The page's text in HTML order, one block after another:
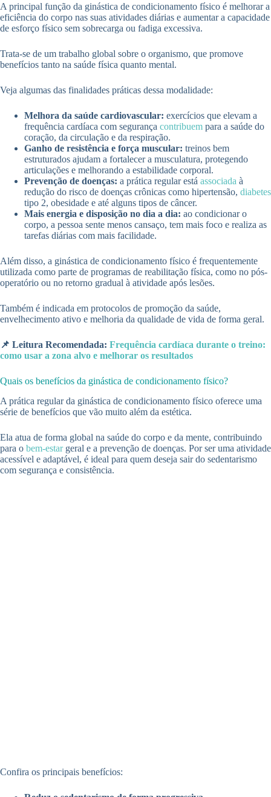
A principal função da ginástica de condicionamento físico é melhorar a
eficiência do corpo nas suas atividades diárias e aumentar a capacidade
de esforço físico sem sobrecarga ou fadiga excessiva.
Trata-se de um trabalho global sobre o organismo, que promove
benefícios tanto na saúde física quanto mental.
Veja algumas das finalidades práticas dessa modalidade:
Melhora da saúde cardiovascular: exercícios que elevam a
frequência cardíaca com segurança contribuem para a saúde do
coração, da circulação e da respiração.
Ganho de resistência e força muscular: treinos bem
estruturados ajudam a fortalecer a musculatura, protegendo
articulações e melhorando a estabilidade corporal.
Prevenção de doenças: a prática regular está associada à
redução do risco de doenças crônicas como hipertensão, diabetes
tipo 2, obesidade e até alguns tipos de câncer.
Mais energia e disposição no dia a dia: ao condicionar o
corpo, a pessoa sente menos cansaço, tem mais foco e realiza as
tarefas diárias com mais facilidade.
Além disso, a ginástica de condicionamento físico é frequentemente
utilizada como parte de programas de reabilitação física, como no pós-
operatório ou no retorno gradual à atividade após lesões.
Também é indicada em protocolos de promoção da saúde,
envelhecimento ativo e melhoria da qualidade de vida de forma geral.
📌 Leitura Recomendada: Frequência cardíaca durante o treino:
como usar a zona alvo e melhorar os resultados
Quais os benefícios da ginástica de condicionamento físico?
A prática regular da ginástica de condicionamento físico oferece uma
série de benefícios que vão muito além da estética.
Ela atua de forma global na saúde do corpo e da mente, contribuindo
para o bem-estargeral e a prevenção de doenças. Por ser uma atividade
acessível e adaptável, é ideal para quem deseja sair do sedentarismo
com segurança e consistência.
Confira os principais benefícios: